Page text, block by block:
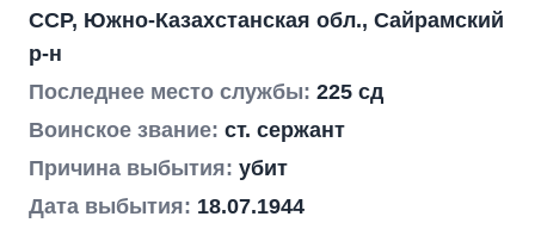
ССР, Южно-Казахстанская обл., Сайрамский
р-н
Последнее место службы: 225 сд
Воинское звание: ст. сержант
Причина выбытия: убит
Дата выбытия: 18.07.1944